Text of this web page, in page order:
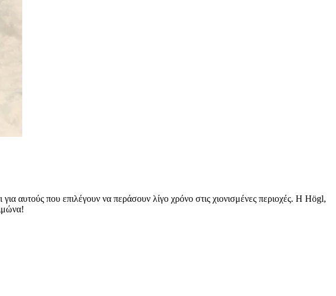
αυτούς που επιλέγουν να περάσουν λίγο χρόνο στις χιονισμένες περιοχές. Η Högl,